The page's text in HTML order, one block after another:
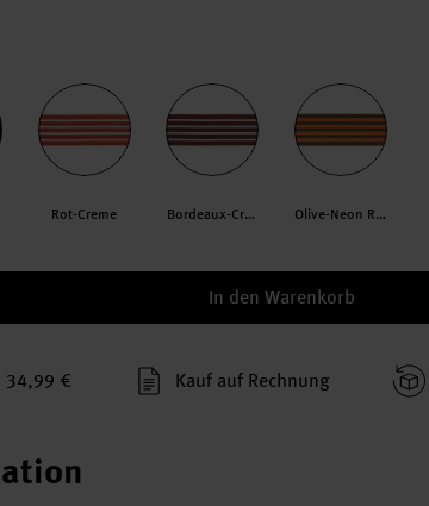
Rot-Creme Bordeaux-Creme Olive-Neon Rot
In den Warenkorb
34,99 € Kauf auf Rechnung